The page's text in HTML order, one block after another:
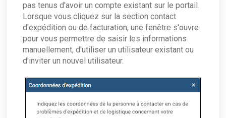
pas tenus d'avoir un compte existant sur le portail.
Lorsque vous cliquez sur la section contact
d'expédition ou de facturation, une fenêtre s'ouvre
pour vous permettre de saisir les informations
manuellement, d'utiliser un utilisateur existant ou
d'inviter un nouvel utilisateur.